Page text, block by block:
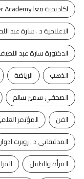
اكاديمية معا Together Academy
الاعلامية د . سارة عبد
الدكتورة سارة عبد
الذهب
الرياضة
الصحفي سمير سالم
الفن
المؤتمر
المدققاتى د . روبرت ادوار
المرأه والطفل